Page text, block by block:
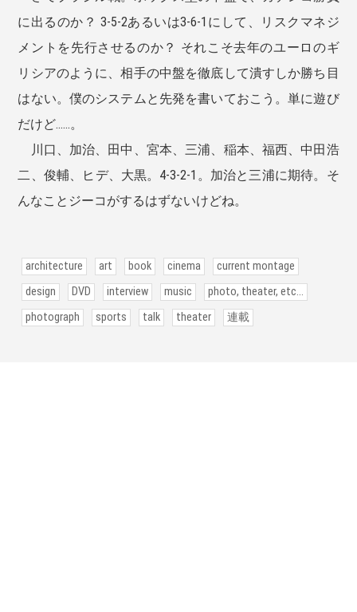
に出るのか？ 3-5-2あるいは3-6-1にして、リスクマネジ
メントを先行させるのか？ それこそ去年のユーロのギ
リシアのように、相手の中盤を徹底して潰すしか勝ち目
はない。僕のシステムと先発を書いておこう。単に遊び
だけど……。
川口、加治、田中、宮本、三浦、稲本、福西、中田浩
二、俊輔、ヒデ、大黒。4-3-2-1。加治と三浦に期待。そ
んなことジーコがするはずないけどね。
architecture art book cinema
current montage
design
DVD interview music
photo, theater, etc...
photograph
sports talk theater 連載